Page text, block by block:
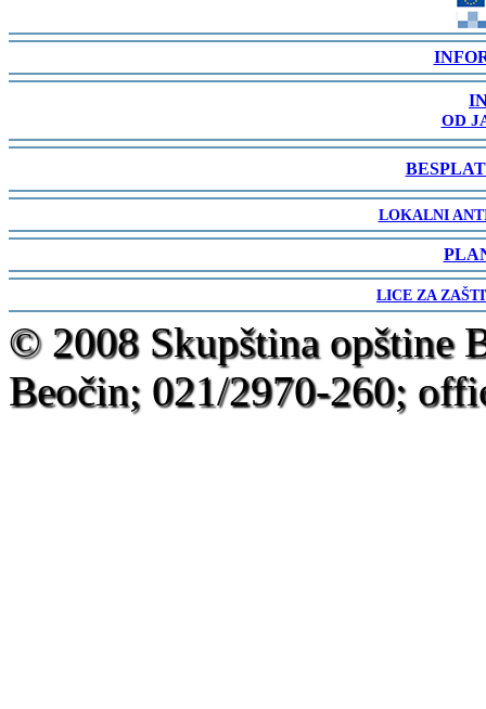
-
-
OD
-
-
LOKALNI
-
-
LICE ZA
© 2008 Skupština opštine
Beočin; 021/2970-260;